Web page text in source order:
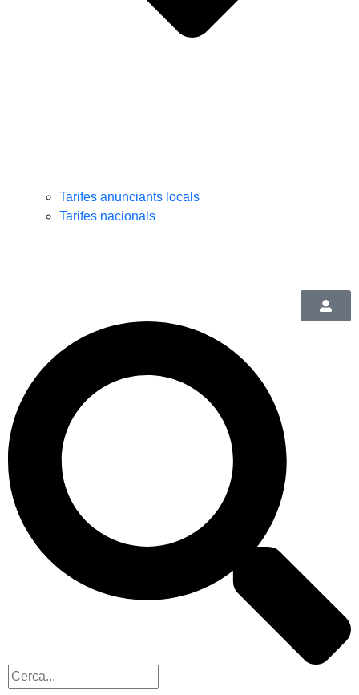
Tarifes anunciants locals
Tarifes nacionals